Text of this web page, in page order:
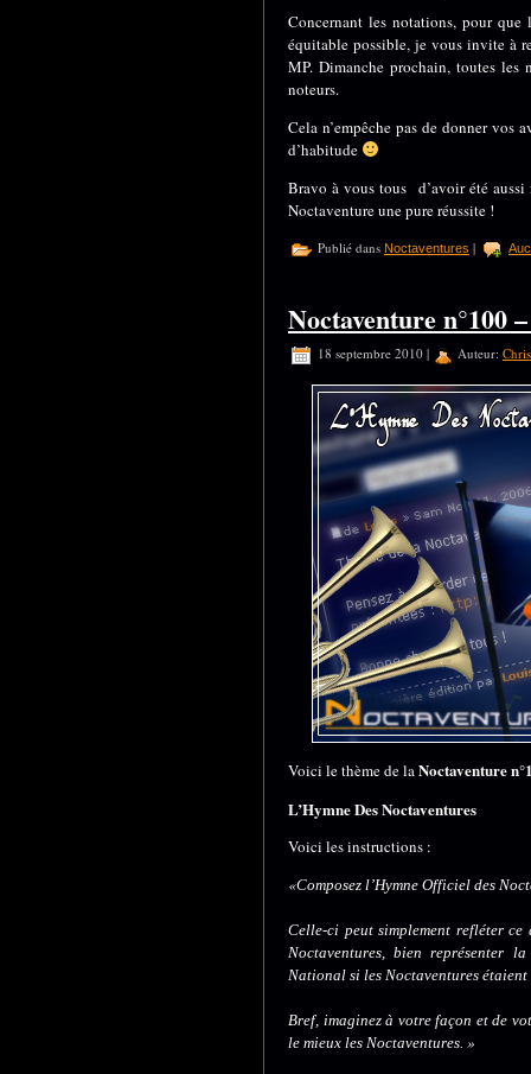
Concernant les notations, pour
équitable possible, je vous invite à
MP. Dimanche prochain, toutes les
noteurs.
Cela n’empêche pas de donner vos
d’habitude
Bravo à vous tous d’avoir été
Noctaventure une pure réussite !
Publié dans Noctaventures |
Noctaventure n°100
18 septembre 2010 | Auteur:
Voici le thème de laNoctaventure
L’Hymne Des Noctaventures
Voici les instructions :
«Composez l’Hymne Officiel des
Celle-ci peut simplement refléter ce
Noctaventures, bien représenter
National si les Noctaventures étaient
Bref, imaginez à votre façon et de
le mieux les Noctaventures. »